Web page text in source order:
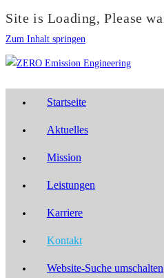
Site is Loading, Please
Zum Inhalt springen
Startseite
Aktuelles
Mission
Leistungen
Karriere
Kontakt
Website-Suche umschalten